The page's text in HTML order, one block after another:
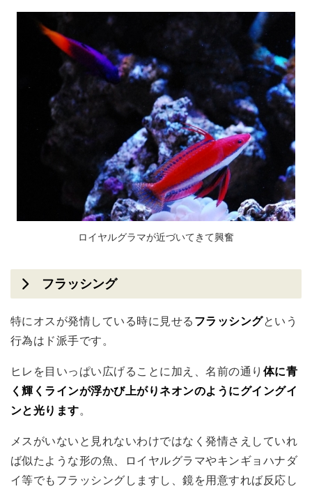
ロイヤルグラマが近づいてきて興奮
フラッシング
特にオスが発情している時に見せる フラッシングという
行為はド派手です。
ヒレを目いっぱい広げることに加え、名前の通り 体に青
く輝くラインが浮かび上がりネオンのようにグイングイ
ンと光ります。
メスがいないと見れないわけではなく発情さえしていれ
ば似たような形の魚、ロイヤルグラマやキンギョハナダ
イ等でもフラッシングしますし、鏡を用意すれば反応し